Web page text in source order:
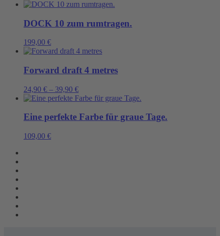
DOCK 10 zum rumtragen.
199,00 €
Forward draft 4 metres
24,90 € – 39,90 €
Eine perfekte Farbe für graue Tage.
109,00 €